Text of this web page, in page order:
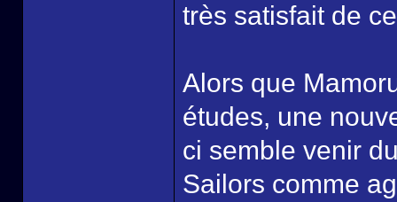
très satisfait de
Alors que
études, une
ci semble venir
Sailors comme